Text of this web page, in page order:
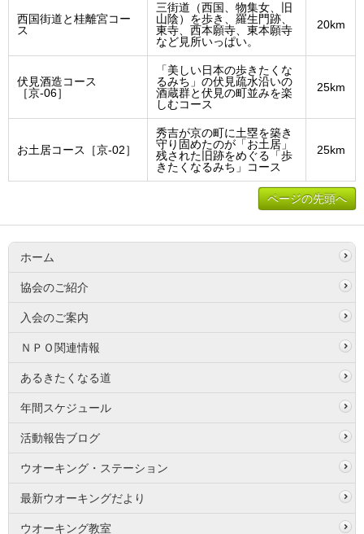
西国街道と桂離宮コー
ス
三街道（西国、物集女、旧
山陰）を歩き、羅生門跡、
東寺、西本願寺、東本願寺
など見所いっぱい。
20km
伏見酒造コース
［京-06］
「美しい日本の歩きたくな
るみち」の伏見疏水沿いの
酒蔵群と伏見の町並みを楽
しむコース
25km
お土居コース［京-02］
秀吉が京の町に土塁を築き
守り固めたのが「お土居」
残された旧跡をめぐる「歩
きたくなるみち」コース
25km
ページの先頭へ
ホーム
協会のご紹介
入会のご案内
ＮＰＯ関連情報
あるきたくなる道
年間スケジュール
活動報告ブログ
ウオーキング・ステーション
最新ウオーキングだより
ウオーキング教室